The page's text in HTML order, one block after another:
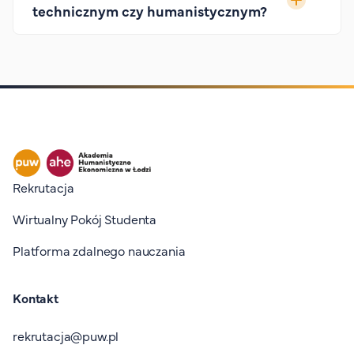
technicznym czy humanistycznym?
Stopka I
Rekrutacja
Wirtualny Pokój Studenta
Platforma zdalnego nauczania
Kontakt
rekrutacja@puw.pl